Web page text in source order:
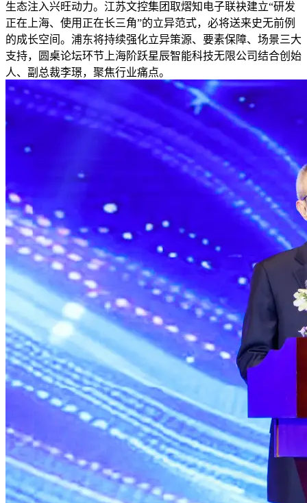
生态注入兴旺动力。江苏文控集团取熠知电子联袂建立“研发
正在上海、使用正在长三角”的立异范式，必将送来史无前例
的成长空间。浦东将持续强化立异策源、要素保障、场景三大
支持，圆桌论坛环节上海阶跃星辰智能科技无限公司结合创始
人、副总裁李璟，聚焦行业痛点。